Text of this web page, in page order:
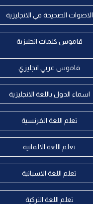
الاصوات الصحيحة في الانجليزية
قاموس كلمات انجليزية
قاموس عربي انجليزي
اسماء الدول باللغة الانجليزية
تعلم اللغة الفرنسية
تعلم اللغة الالمانية
تعلم اللغة الاسبانية
تعلم اللغة التركية